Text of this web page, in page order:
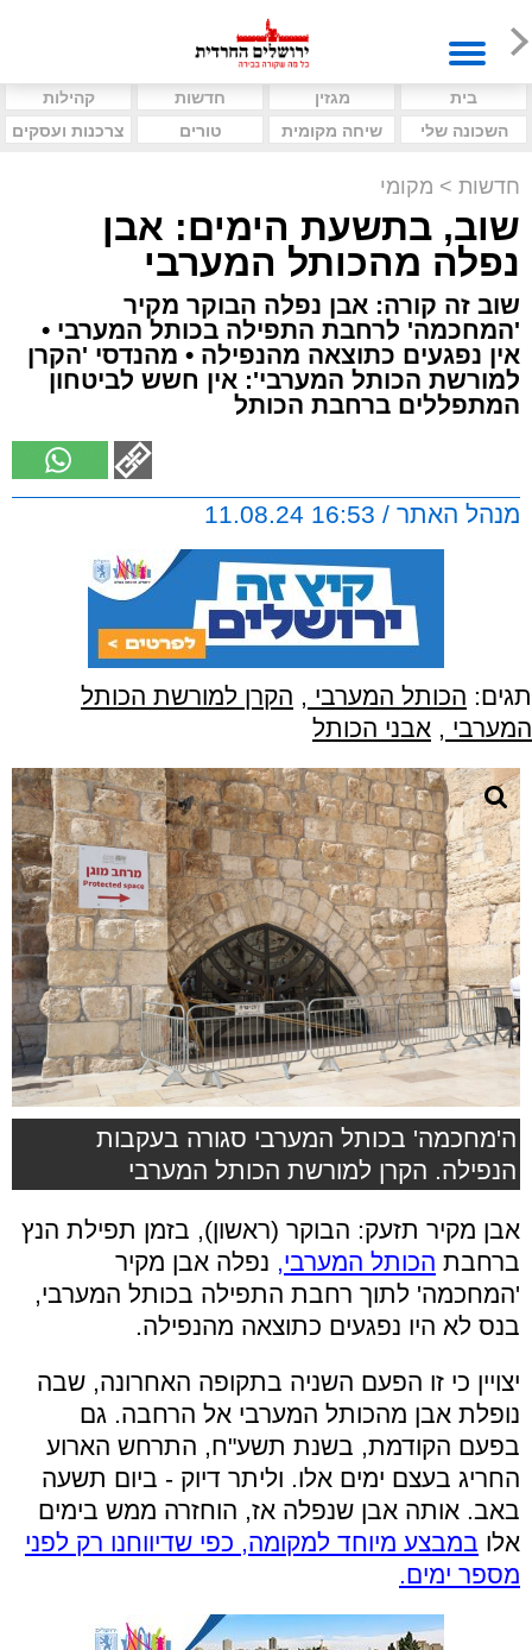
בית מגזין חדשות
קהילות
השכונה שלי
שיחה מקומית טורים צרכנות ועסקים
חדשות > מקומי
שוב, בתשעת הימים: אבן
נפלה מהכותל המערבי
שוב זה קורה: אבן נפלה הבוקר מקיר
'המחכמה' לרחבת התפילה בכותל המערבי •
אין נפגעים כתוצאה מהנפילה • מהנדסי 'הקרן
למורשת הכותל המערבי': אין חשש לביטחון
המתפללים ברחבת הכותל
מנהל האתר / 16:53 11.08.24
תגים: הכותל המערבי , הקרן למורשת הכותל
המערבי , אבני הכותל
ה'מחכמה' בכותל המערבי סגורה בעקבות
הנפילה. הקרן למורשת הכותל המערבי
אבן מקיר תזעק: הבוקר (ראשון), בזמן תפילת הנץ
ברחבת הכותל המערבי, נפלה אבן מקיר
'המחכמה' לתוך רחבת התפילה בכותל המערבי,
בנס לא היו נפגעים כתוצאה מהנפילה.
יצויין כי זו הפעם השניה בתקופה האחרונה, שבה
נופלת אבן מהכותל המערבי אל הרחבה. גם
בפעם הקודמת, בשנת תשע"ח, התרחש הארוע
החריג בעצם ימים אלו. וליתר דיוק - ביום תשעה
באב. אותה אבן שנפלה אז, הוחזרה ממש בימים
אלו במבצע מיוחד למקומה, כפי שדיווחנו רק לפני
מספר ימים.